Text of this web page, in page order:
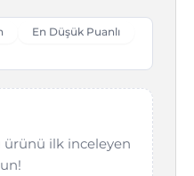
En Düşük Puanlı
ürünü ilk inceleyen